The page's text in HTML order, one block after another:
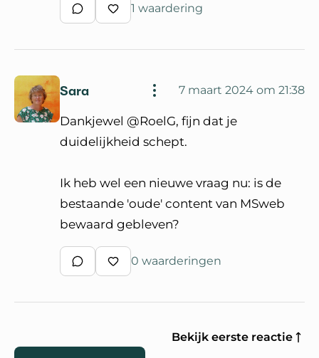
Schrijf een reactie
Waardeer reactie
1 waardering
Sara 7 maart 2024 om 21:38
Dankjewel @RoelG, fijn dat je
duidelijkheid schept.
Ik heb wel een nieuwe vraag nu: is de
bestaande 'oude' content van MSweb
bewaard gebleven?
Schrijf een reactie
Waardeer reactie
0 waarderingen
Bekijk eerste reactie